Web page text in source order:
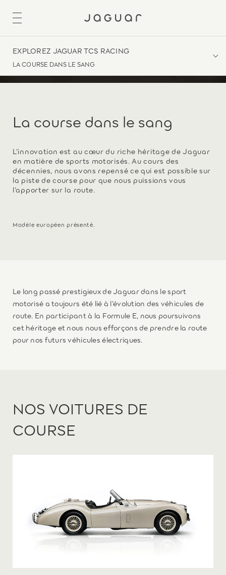
EXPLOREZ JAGUAR TCS RACING
LA COURSE DANS LE SANG
La course dans le sang
L’innovation est au cœur du riche héritage de Jaguar
en matière de sports motorisés. Au cours des
décennies, nous avons repensé ce qui est possible sur
la piste de course pour que nous puissions vous
l’apporter sur la route.
Modèle européen présenté.
Le long passé prestigieux de Jaguar dans le sport
motorisé a toujours été lié à l’évolution des véhicules de
route. En participant à la Formule E, nous poursuivons
cet héritage et nous nous efforçons de prendre la route
pour nos futurs véhicules électriques.
NOS VOITURES DE
COURSE